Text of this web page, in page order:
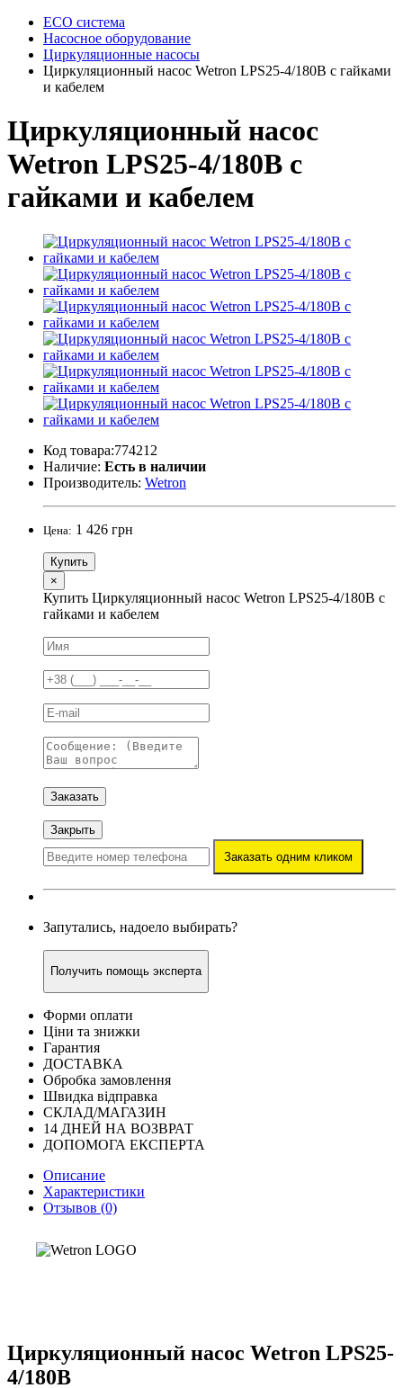
ECO система
Насосное оборудование
Циркуляционные насосы
Циркуляционный насос Wetron LPS25-4/180B с гайками
и кабелем
Циркуляционный насос
Wetron LPS25-4/180B с
гайками и кабелем
Код товара:774212
Наличие: Есть в наличии
Производитель: Wetron
Цена: 1 426 грн
Купить
×
Купить Циркуляционный насос Wetron LPS25-4/180B с
гайками и кабелем
Заказать
Закрыть
Заказать одним кликом
Запутались, надоело выбирать?
Получить помощь эксперта
Форми оплати
Ціни та знижки
Гарантия
ДОСТАВКА
Обробка замовлення
Швидка відправка
СКЛАД/МАГАЗИН
14 ДНЕЙ НА ВОЗВРАТ
ДОПОМОГА ЕКСПЕРТА
Описание
Характеристики
Отзывов (0)
Циркуляционный насос Wetron LPS25-
4/180B